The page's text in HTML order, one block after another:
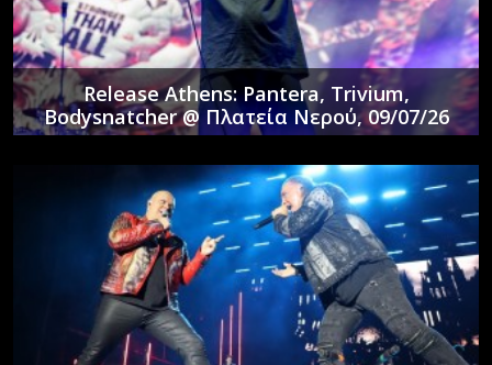
Release Athens: Pantera, Trivium,
Bodysnatcher @ Πλατεία Νερού, 09/07/26